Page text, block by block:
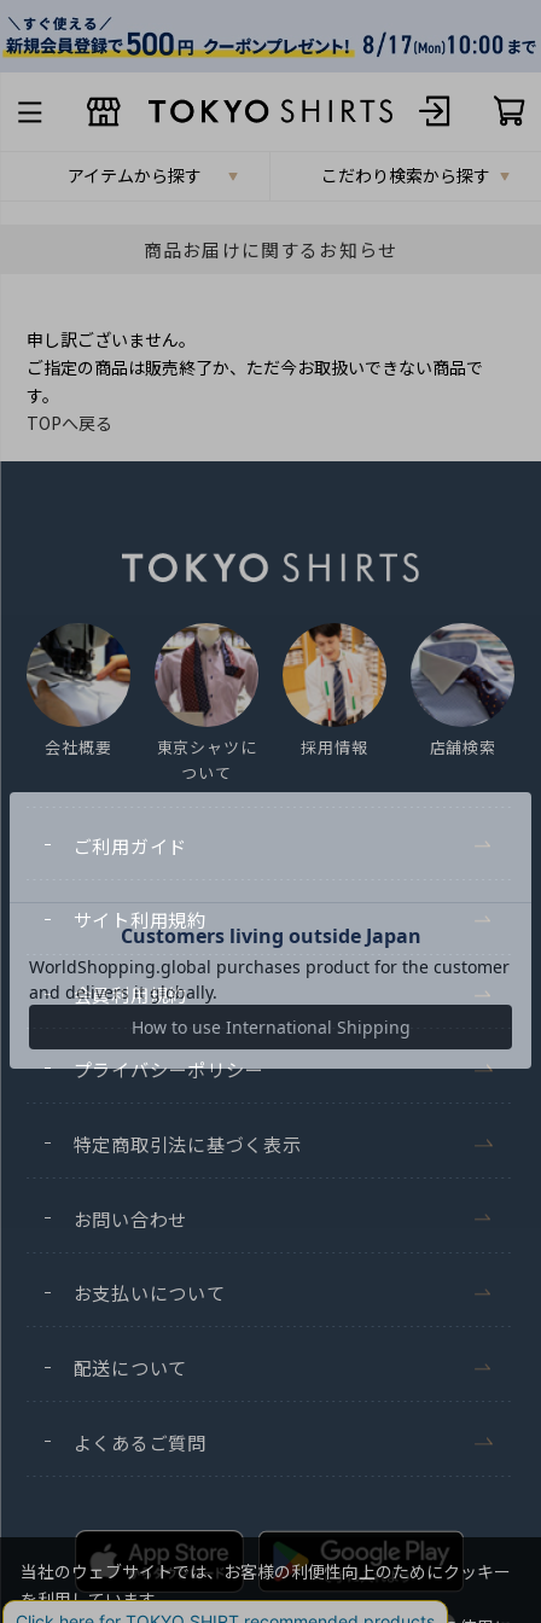
アイテムから探す こだわり検索から探す
商品お届けに関するお知らせ
申し訳ございません。
ご指定の商品は販売終了か、ただ今お取扱いできない商品で
す。
TOPへ戻る
会社概要
東京シャツに
ついて
採用情報 店舗検索
ご利用ガイド
サイト利用規約
会員利用規約
プライバシーポリシー
特定商取引法に基づく表示
お問い合わせ
お支払いについて
配送について
よくあるご質問
当社のウェブサイトでは、お客様の利便性向上のためにクッキー
を利用しています。